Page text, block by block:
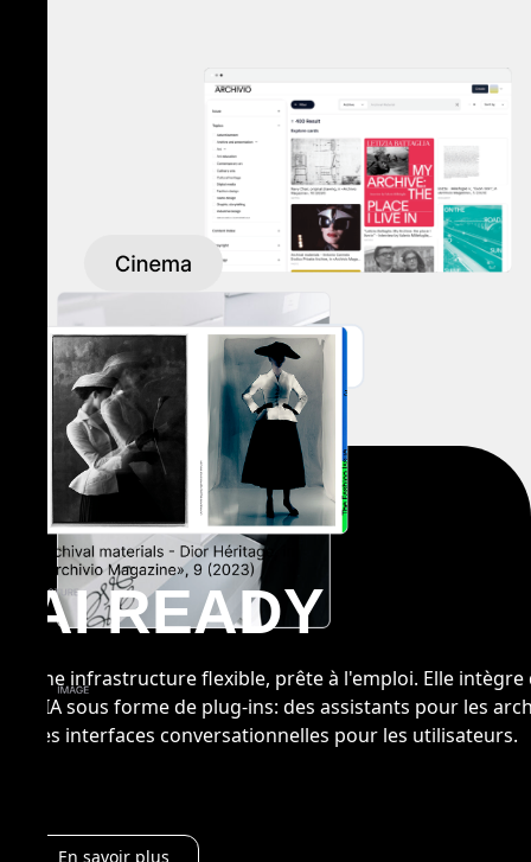
AI READY
Une infrastructure flexible, prête à l'emploi. Elle
d’IA sous forme de plug-ins: des assistants pour les
des interfaces conversationnelles pour les utilisateurs.
En savoir plus